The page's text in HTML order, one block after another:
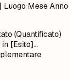
Luogo Mese Anno
(Quantificato)
[Esito]...